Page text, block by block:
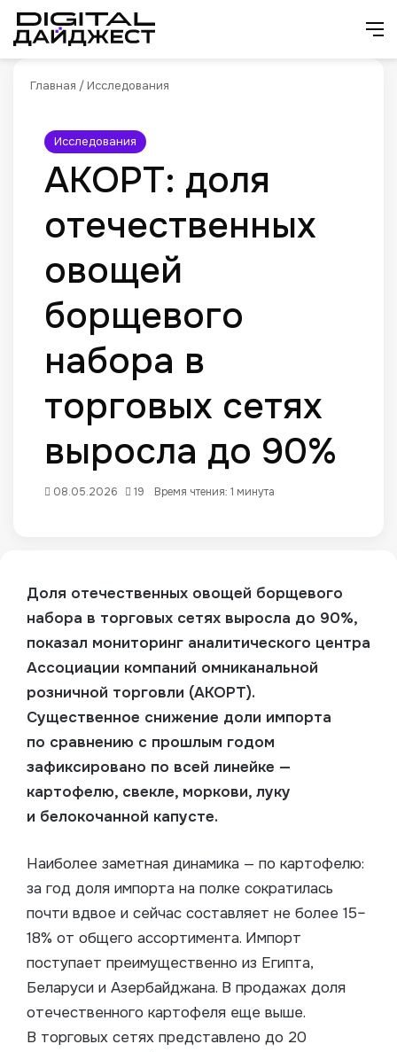
Главная / Исследования
Исследования
АКОРТ: доля
отечественных
овощей
борщевого
набора в
торговых сетях
выросла до 90%
08.05.2026 19 Время чтения: 1 минута
Доля отечественных овощей борщевого
набора в торговых сетях выросла до 90%,
показал мониторинг аналитического центра
Ассоциации компаний омниканальной
розничной торговли (АКОРТ).
Существенное снижение доли импорта
по сравнению с прошлым годом
зафиксировано по всей линейке —
картофелю, свекле, моркови, луку
и белокочанной капусте.
Наиболее заметная динамика — по картофелю:
за год доля импорта на полке сократилась
почти вдвое и сейчас составляет не более 15–
18% от общего ассортимента. Импорт
поступает преимущественно из Египта,
Беларуси и Азербайджана. В продажах доля
отечественного картофеля еще выше.
В торговых сетях представлено до 20